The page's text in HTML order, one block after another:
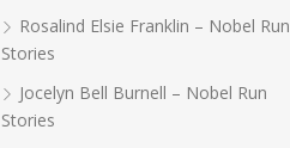
Rosalind Elsie Franklin – Nobel Run
Stories
Jocelyn Bell Burnell – Nobel Run
Stories